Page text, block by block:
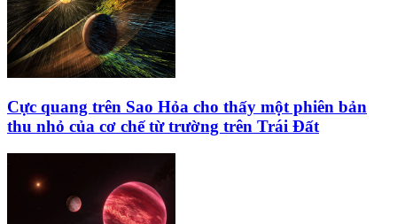
Cực quang trên Sao Hỏa cho thấy một phiên bản
thu nhỏ của cơ chế từ trường trên Trái Đất